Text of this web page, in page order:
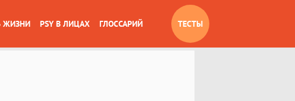
ЖИЗНИ PSY В ЛИЦАХ ГЛОССАРИЙ ТЕСТЫ